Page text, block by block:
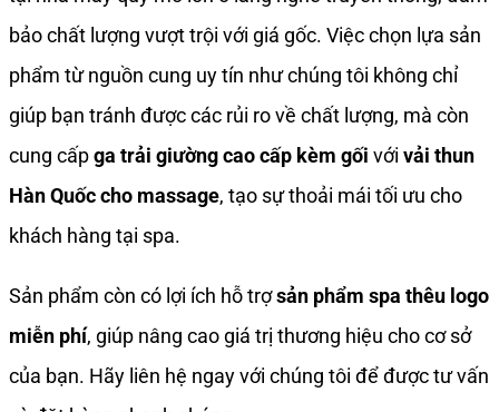
bảo chất lượng vượt trội với giá gốc. Việc chọn lựa sản
phẩm từ nguồn cung uy tín như chúng tôi không chỉ
giúp bạn tránh được các rủi ro về chất lượng, mà còn
cung cấpga trải giường cao cấp kèm gối với vải thun
Hàn Quốc cho massage, tạo sự thoải mái tối ưu cho
khách hàng tại spa.
Sản phẩm còn có lợi ích hỗ trợsản phẩm spa thêu logo
miễn phí, giúp nâng cao giá trị thương hiệu cho cơ sở
của bạn. Hãy liên hệ ngay với chúng tôi để được tư vấn